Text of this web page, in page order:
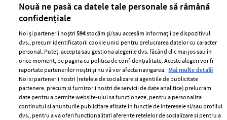
Nouă ne pasă ca datele tale personale să rămână
confidențiale
Noi și partenerii noștri594stocăm și/sau accesăm informații pe dispozitivul
dvs., precum identificatorii cookie unici pentru prelucrarea datelor cu caracter
personal. Puteți accepta sau gestiona alegerile dvs. făcând clic mai jos sau în
orice moment, pe pagina cu politica de confidențialitate. Aceste alegeri vor fi
raportate partenerilor noștri și nu vă vor afecta navigarea. Mai multe detalii
Noi si partenerii nostri (retelele de socializare si agentiile de publicitate
partenere, precum si furnizorii nostri de servicii de date analitice) prelucram
date pentru a permite website-ului sa functioneze, pentru a personaliza
continutul si anunturile publicitare afisate in functie de interesele si/sau profilul
dvs., pentru a va oferi functionalitati aferente retelelor de socializare si pentru a